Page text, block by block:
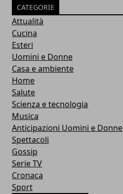
CATEGORIE
Attualità
Cucina
Esteri
Uomini e Donne
Casa e ambiente
Home
Salute
Scienza e tecnologia
Musica
Anticipazioni Uomini e Donne
Spettacoli
Gossip
Serie TV
Cronaca
Sport